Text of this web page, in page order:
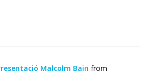
Malcolm Bain from